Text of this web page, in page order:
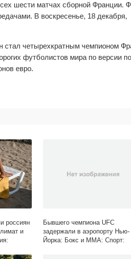
шести матчах сборной Франции.
В воскресенье, 18 декабря,
стал четырехкратным чемпионом
футболистов мира по версии
евро.
россиян
и
Бывшего чемпиона UFC
задержали в аэропорту Нью-
Йорка: Бокс и ММА: Спорт: